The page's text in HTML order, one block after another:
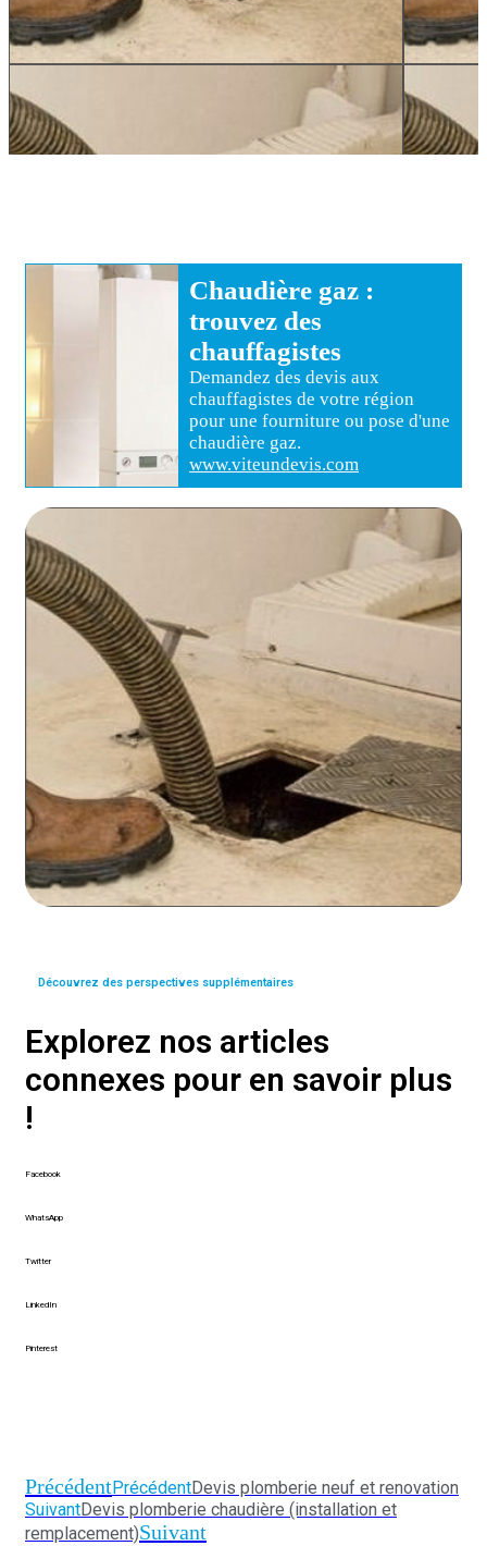
Chaudière gaz :
trouvez des
chauffagistes
Demandez des devis aux
chauffagistes de votre région
pour une fourniture ou pose d'une
chaudière gaz.
www.viteundevis.com
Découvrez des perspectives supplémentaires
Explorez nos articles
connexes pour en savoir plus
!
Facebook
WhatsApp
Twitter
LinkedIn
Pinterest
PrécédentPrécédentDevis plomberie neuf et renovation
SuivantDevis plomberie chaudière (installation et
remplacement)Suivant